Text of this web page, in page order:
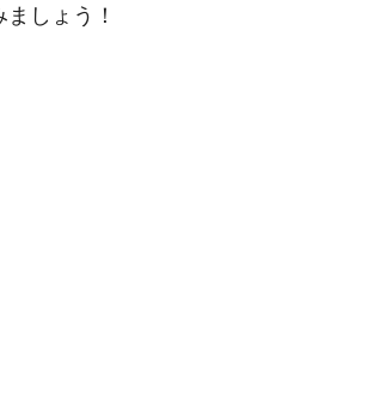
しょう！